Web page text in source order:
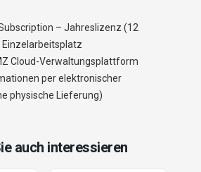
Subscription – Jahreslizenz (12
Cloud-Verwaltungsplattform
per elektronischer
physische Lieferung)
auch interessieren